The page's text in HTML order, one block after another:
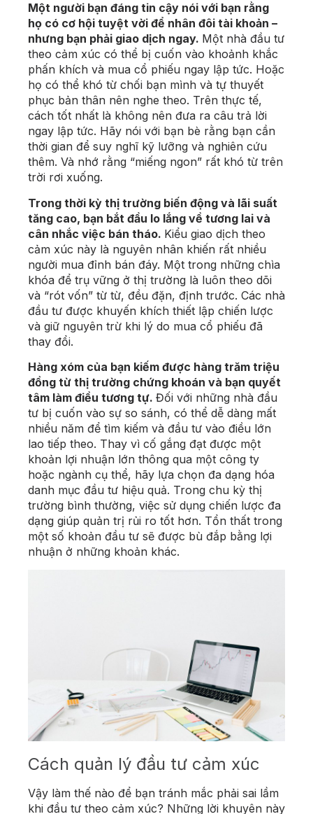
Một người bạn đáng tin cậy nói với bạn rằng
họ có cơ hội tuyệt vời để nhân đôi tài khoản –
nhưng bạn phải giao dịch ngay. Một nhà đầu tư
theo cảm xúc có thể bị cuốn vào khoảnh khắc
phấn khích và mua cổ phiếu ngay lập tức. Hoặc
họ có thể khó từ chối bạn mình và tự thuyết
phục bản thân nên nghe theo. Trên thực tế,
cách tốt nhất là không nên đưa ra câu trả lời
ngay lập tức. Hãy nói với bạn bè rằng bạn cần
thời gian để suy nghĩ kỹ lưỡng và nghiên cứu
thêm. Và nhớ rằng “miếng ngon” rất khó từ trên
trời rơi xuống.
Trong thời kỳ thị trường biến động và lãi suất
tăng cao, bạn bắt đầu lo lắng về tương lai và
cân nhắc việc bán tháo. Kiểu giao dịch theo
cảm xúc này là nguyên nhân khiến rất nhiều
người mua đỉnh bán đáy. Một trong những chìa
khóa để trụ vững ở thị trường là luôn theo dõi
và “rót vốn” từ từ, đều đặn, định trước. Các nhà
đầu tư được khuyến khích thiết lập chiến lược
và giữ nguyên trừ khi lý do mua cổ phiếu đã
thay đổi.
Hàng xóm của bạn kiếm được hàng trăm triệu
đồng từ thị trường chứng khoán và bạn quyết
tâm làm điều tương tự. Đối với những nhà đầu
tư bị cuốn vào sự so sánh, có thể dễ dàng mất
nhiều năm để tìm kiếm và đầu tư vào điều lớn
lao tiếp theo. Thay vì cố gắng đạt được một
khoản lợi nhuận lớn thông qua một công ty
hoặc ngành cụ thể, hãy lựa chọn đa dạng hóa
danh mục đầu tư hiệu quả. Trong chu kỳ thị
trường bình thường, việc sử dụng chiến lược đa
dạng giúp quản trị rủi ro tốt hơn. Tổn thất trong
một số khoản đầu tư sẽ được bù đắp bằng lợi
nhuận ở những khoản khác.
Cách quản lý đầu tư cảm xúc
Vậy làm thế nào để bạn tránh mắc phải sai lầm
khi đầu tư theo cảm xúc? Những lời khuyên này